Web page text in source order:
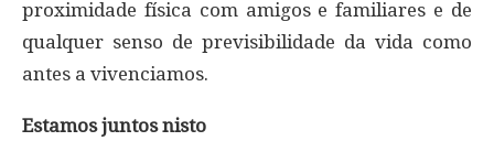
proximidade física com amigos e familiares e de
qualquer senso de previsibilidade da vida como
antes a vivenciamos.
Estamos juntos nisto